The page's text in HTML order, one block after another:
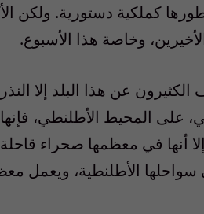
كملكية دستورية. ولكن
وخاصة هذا الأسبوع.
الكثيرون عن هذا البلد إلا
على المحيط الأطلنطي،
كم2) إلا أنها في معظمها